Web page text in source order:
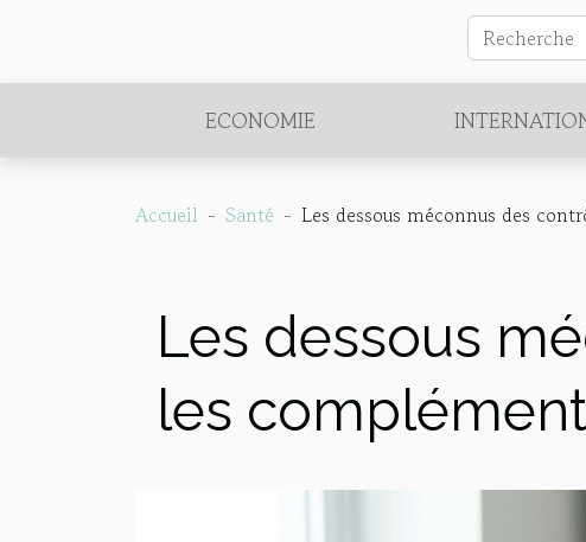
ECONOMIE
Accueil Santé Les dessous méconnus des
Les dessous
les